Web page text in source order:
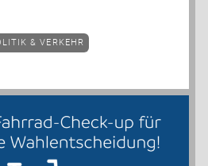
& VERKEHR